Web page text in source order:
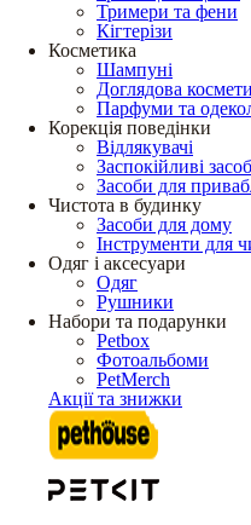
Тримери та фени
Кігтерізи
Косметика
Шампуні
Доглядова
Парфуми та
Корекція поведінки
Відлякувачі
Заспокійливі
Засоби для
Чистота в будинку
Засоби для дому
Інструменти для
Одяг і аксесуари
Одяг
Рушники
Набори та подарунки
Petbox
Фотоальбоми
PetMerch
Акції та знижки